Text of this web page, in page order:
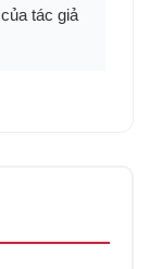
của tác giả